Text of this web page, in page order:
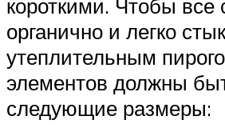
короткими. Чтобы все
органично и легко
утеплительным
элементов должны
следующие размеры: